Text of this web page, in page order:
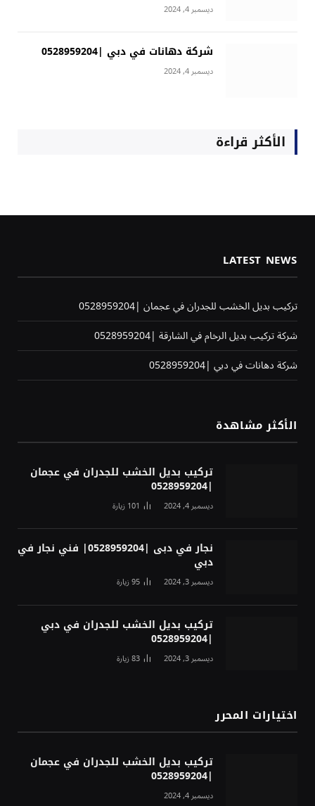
ديسمبر 4, 2024
شركة دهانات في دبي |0528959204
ديسمبر 4, 2024
الأكثر قراءة
LATEST NEWS
تركيب بديل الخشب للجدران في عجمان |0528959204
شركة تركيب بديل الرخام في الشارقة |0528959204
شركة دهانات في دبي |0528959204
الأكثر مشاهدة
تركيب بديل الخشب للجدران في عجمان
|0528959204
ديسمبر 4, 2024 101زيارة
نجار في دبى |0528959204| فني نجار في
دبي
ديسمبر 3, 2024 95زيارة
تركيب بديل الخشب للجدران في دبي
|0528959204
ديسمبر 3, 2024 83زيارة
اختيارات المحرر
تركيب بديل الخشب للجدران في عجمان
|0528959204
ديسمبر 4, 2024